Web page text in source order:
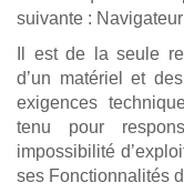
suivante :
Il est de la seule
d’un matériel et
exigences
tenu pour
impossibilité
ses Fonctionnalités